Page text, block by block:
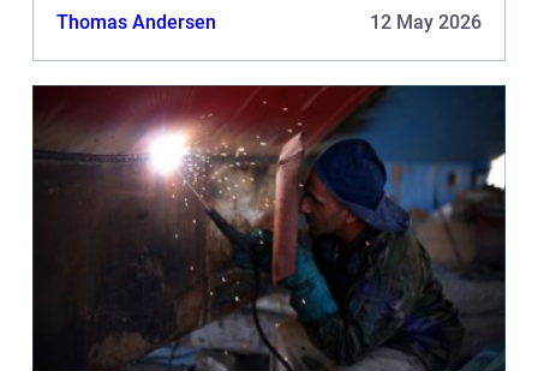
garant for den h&os...
Thomas Andersen 12 May 2026